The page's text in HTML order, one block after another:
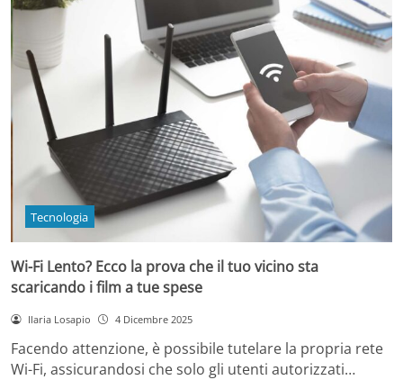
Tecnologia
Wi-Fi Lento? Ecco la prova che il tuo vicino sta
scaricando i film a tue spese
Ilaria Losapio 4 Dicembre 2025
Facendo attenzione, è possibile tutelare la propria rete
Wi-Fi, assicurandosi che solo gli utenti autorizzati…